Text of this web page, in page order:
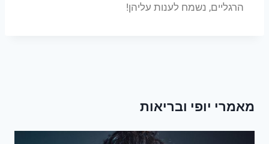
הרגליים, נשמח לענות עליהן!
מאמרי יופי ובריאות